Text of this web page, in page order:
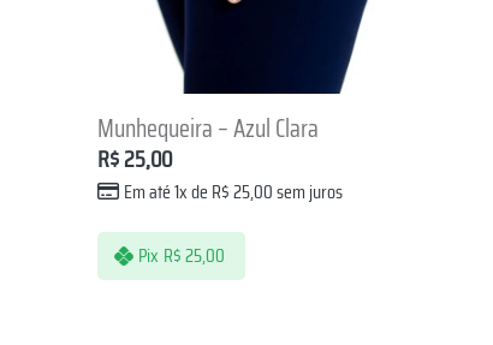
Munhequeira – Azul Clara
R$25,00
Em até 1x de R$25,00sem juros
Pix R$25,00